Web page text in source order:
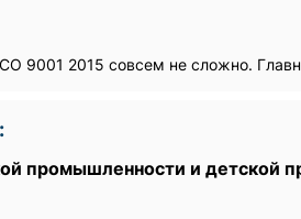
9001 2015 совсем не сложно.
промышленности и детской